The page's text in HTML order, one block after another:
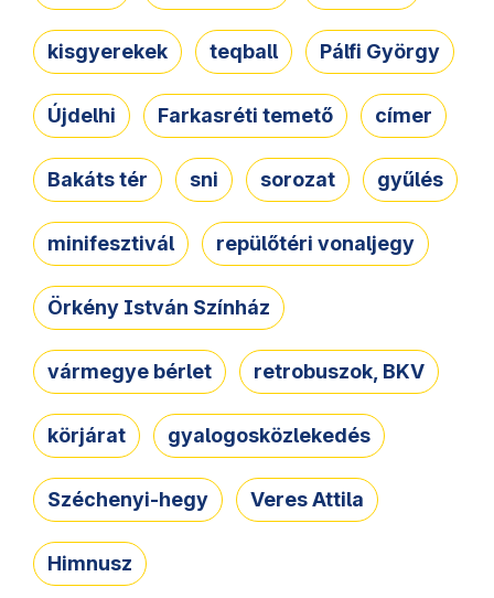
kisgyerekek teqball Pálfi György
Újdelhi Farkasréti temető címer
Bakáts tér sni sorozat gyűlés
minifesztivál repülőtéri vonaljegy
Örkény István Színház
vármegye bérlet retrobuszok, BKV
körjárat gyalogosközlekedés
Széchenyi-hegy Veres Attila
Himnusz